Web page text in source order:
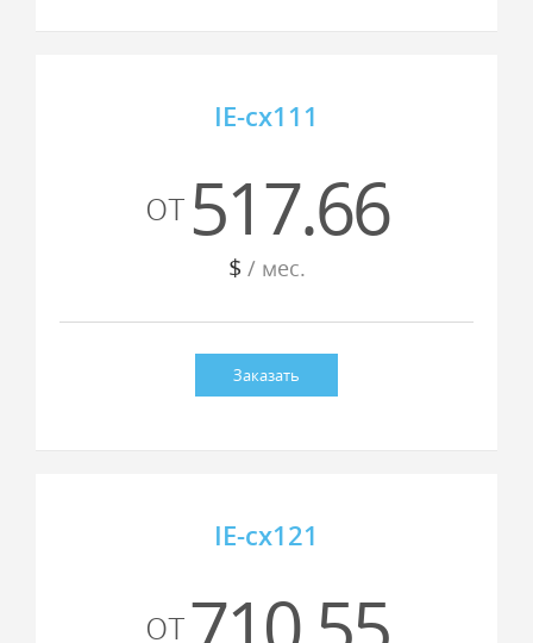
IE-cx111
от517.66
$ / мес.
Заказать
IE-cx121
от